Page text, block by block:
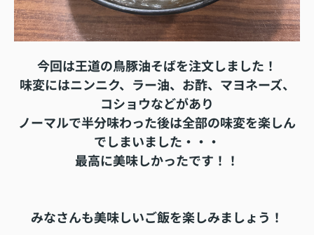
今回は王道の鳥豚油そばを注文しました！
味変にはニンニク、ラー油、お酢、マヨネーズ、
コショウなどがあり
ノーマルで半分味わった後は全部の味変を楽しん
でしまいました・・・
最高に美味しかったです！！
みなさんも美味しいご飯を楽しみましょう！